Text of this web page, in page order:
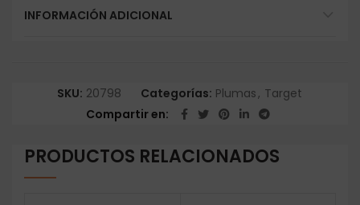
INFORMACIÓN ADICIONAL
SKU: 20798 Categorías: Plumas, Target
Compartir en
PRODUCTOS RELACIONADOS